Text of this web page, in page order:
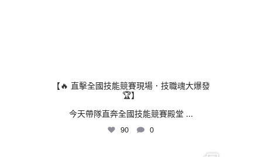
【🔥 直擊全國技能競賽現場．技職魂大爆發
🏆】
今天帶隊直奔全國技能競賽殿堂 ...
90 0